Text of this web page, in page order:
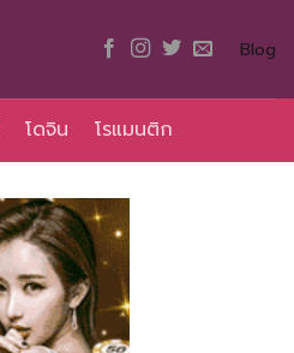
Blog
โดจิน โรแมนติก